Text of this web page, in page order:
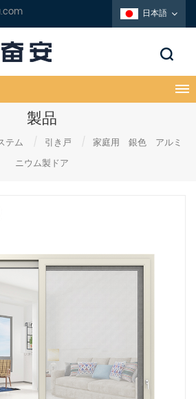
日本語
製品
テム / 引き戸 / 家庭用 銀色 アルミ
ニウム製ドア